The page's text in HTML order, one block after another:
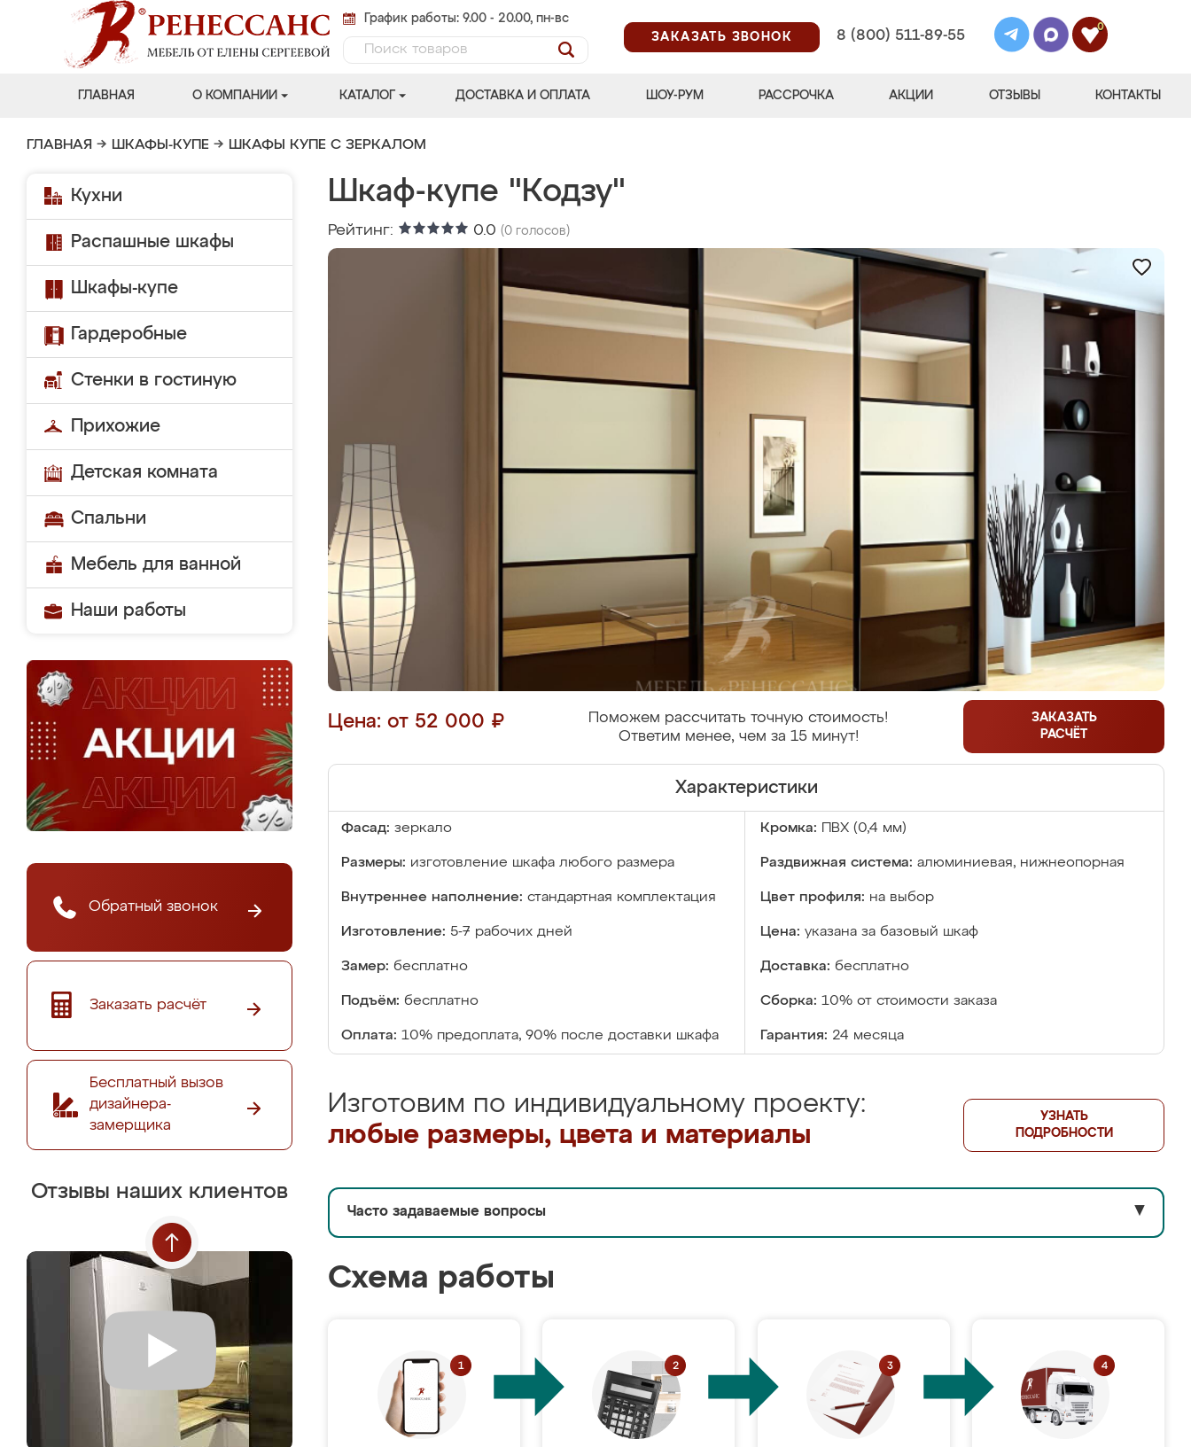
График работы: 9.00 - 20.00, пн-вс
ЗАКАЗАТЬ ЗВОНОК
8 (800) 511-89-55
0
ГЛАВНАЯ О КОМПАНИИ КАТАЛОГ ДОСТАВКА И ОПЛАТА ШОУ-РУМ РАССРОЧКА АКЦИИ ОТЗЫВЫ КОНТАКТЫ
ГЛАВНАЯ → ШКАФЫ-КУПЕ → ШКАФЫ КУПЕ С ЗЕРКАЛОМ
Кухни
Распашные шкафы
Шкафы-купе
Гардеробные
Стенки в гостиную
Прихожие
Детская комната
Спальни
Мебель для ванной
Наши работы
Обратный звонок
Заказать расчёт
Бесплатный вызов
дизайнера-
замерщика
Отзывы наших клиентов
Шкаф-купе "Кодзу"
Рейтинг: 0.0 (0 голосов)
Цена: от 52 000 ₽
Поможем рассчитать точную стоимость!
Ответим менее, чем за 15 минут!
ЗАКАЗАТЬ
РАСЧЁТ
Характеристики
Фасад: зеркало Кромка: ПВХ (0,4 мм)
Размеры: изготовление шкафа любого размера Раздвижная система: алюминиевая, нижнеопорная
Внутреннее наполнение: стандартная комплектация Цвет профиля: на выбор
Изготовление: 5-7 рабочих дней Цена: указана за базовый шкаф
Замер: бесплатно Доставка: бесплатно
Подъём: бесплатно Сборка: 10% от стоимости заказа
Оплата: 10% предоплата, 90% после доставки шкафа Гарантия: 24 месяца
Изготовим по индивидуальному проекту:
любые размеры, цвета и материалы
УЗНАТЬ
ПОДРОБНОСТИ
Часто задаваемые вопросы ▼
Схема работы